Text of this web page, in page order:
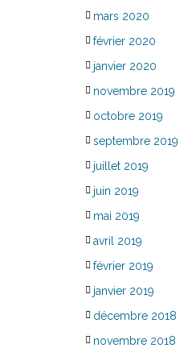
mars 2020
février 2020
janvier 2020
novembre 2019
octobre 2019
septembre 2019
juillet 2019
juin 2019
mai 2019
avril 2019
février 2019
janvier 2019
décembre 2018
novembre 2018